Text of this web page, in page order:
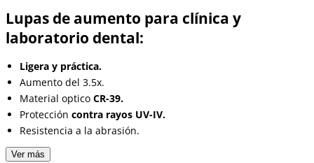
Lupas de aumento para clínica y
laboratorio dental:
Ligera y práctica.
Aumento del 3.5x.
Material optico CR-39.
Protección contra rayos UV-IV.
Resistencia a la abrasión.
Ver más